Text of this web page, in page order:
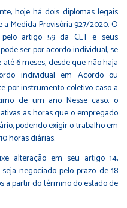
hoje há dois diplomas legais
Medida Provisória 927/2020. O
artigo 59 da CLT e seus
ser por acordo individual, se
6 meses, desde que não haja
individual em Acordo ou
por instrumento coletivo caso a
de um ano Nesse caso, o
as horas que o empregado
podendo exigir o trabalho em
horas diárias.
alteração em seu artigo 14,
negociado pelo prazo de 18
a partir do término do estado de